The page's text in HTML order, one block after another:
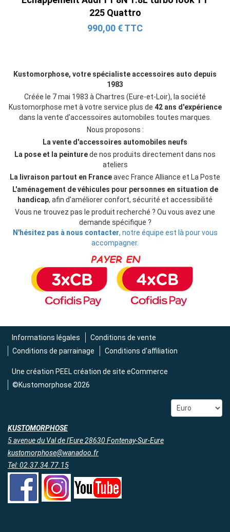
225 Quattro
990,00 € TTC
Kustomorphose, votre spécialiste accessoires auto depuis
1983
Créée le 7 mai 1983 à Chartres (Eure-et-Loir), la société
Kustomorphose met à votre service plus de 42 ans d'expérience
dans la vente d'accessoires automobiles toutes marques.
Nous proposons :
La vente d'accessoires automobiles neufs
La pose et la peinturede nos produits directement dans nos
ateliers
La livraison partout en Franceavec France Alliance et La Poste
L'aménagement de véhicules pour personnes en situation de
handicap, afin d'améliorer confort, sécurité et accessibilité
Vous ne trouvez pas le produit recherché ? Ou vous avez une
demande spécifique ?
N'hésitez pas à nous contacter, notre équipe est là pour vous
accompagner.
Informations légales
Conditions de vente
Conditions de parrainage
Conditions d'affiliation
Une création PEEL création de site eCommerce
©Kustomorphose 2026
KUSTOMORPHOSE
5 avenue du Val de l'Eure 28630 Fontenay-Sur-Eure
kustomorphose@wanadoo.fr
Tel: 02.37.34.77.15